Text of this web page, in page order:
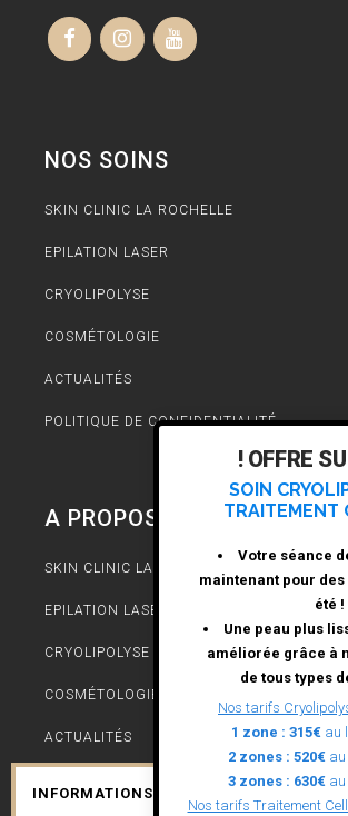
NOS SOINS
SKIN CLINIC LA ROCHELLE
EPILATION LASER
CRYOLIPOLYSE
COSMÉTOLOGIE
ACTUALITÉS
POLITIQUE DE CONFIDENTIALITÉ
A PROPOS
SKIN CLINIC LA ROCHELLE
EPILATION LASER
CRYOLIPOLYSE
COSMÉTOLOGIE
ACTUALITÉS
POLITIQUE DE CONFIDENTIALITÉ
INFORMATIONS SUR LES COOKIES
! OFFRE
SOIN
TRAITEMENT
Votre séance
maintenant pour
été !
Une peau plus
améliorée grâce à
de tous types
Nos tarifs
1 zone : 315€ au
2 zones : 520€
3 zones : 630€
Nos tarifs Traitement